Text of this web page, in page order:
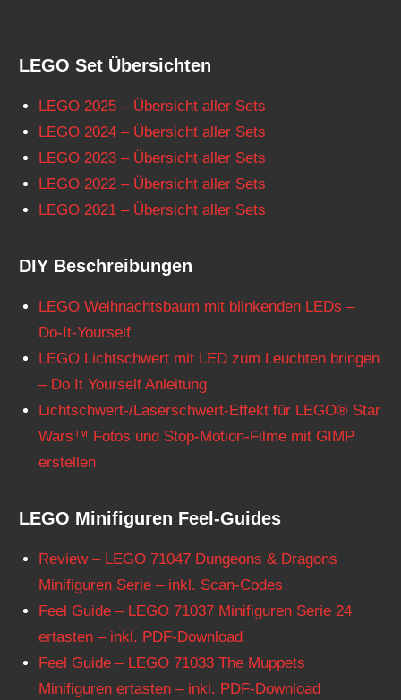
LEGO Set Übersichten
LEGO 2025 – Übersicht aller Sets
LEGO 2024 – Übersicht aller Sets
LEGO 2023 – Übersicht aller Sets
LEGO 2022 – Übersicht aller Sets
LEGO 2021 – Übersicht aller Sets
DIY Beschreibungen
LEGO Weihnachtsbaum mit blinkenden LEDs –
Do-It-Yourself
LEGO Lichtschwert mit LED zum Leuchten bringen
– Do It Yourself Anleitung
Lichtschwert-/Laserschwert-Effekt für LEGO® Star
Wars™ Fotos und Stop-Motion-Filme mit GIMP
erstellen
LEGO Minifiguren Feel-Guides
Review – LEGO 71047 Dungeons & Dragons
Minifiguren Serie – inkl. Scan-Codes
Feel Guide – LEGO 71037 Minifiguren Serie 24
ertasten – inkl. PDF-Download
Feel Guide – LEGO 71033 The Muppets
Minifiguren ertasten – inkl. PDF-Download